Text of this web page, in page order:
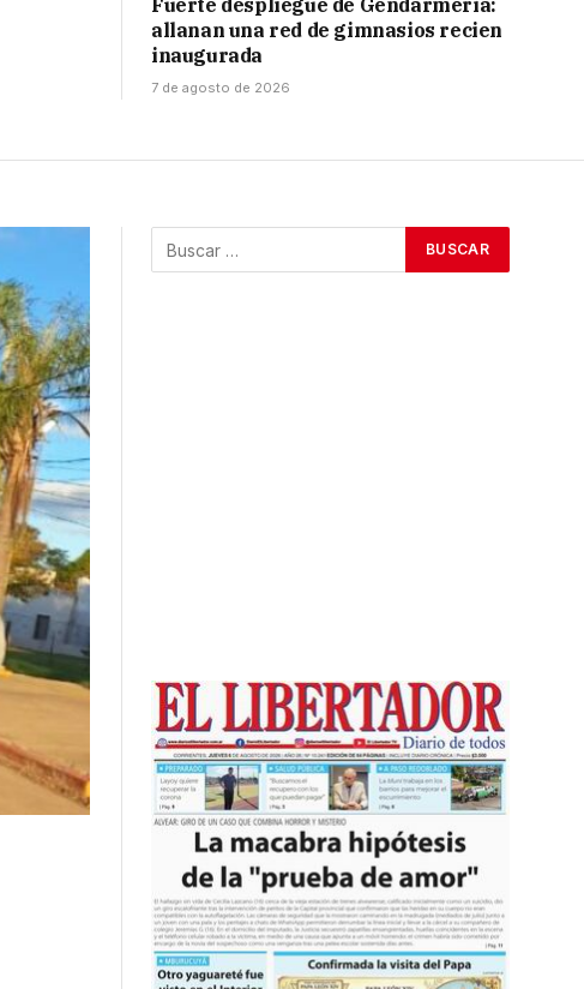
Fuerte despliegue de Gendarmería:
allanan una red de gimnasios recien
inaugurada
7 de agosto de 2026